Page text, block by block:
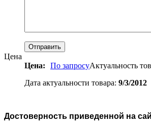
Цена
Цена:
По запросуАктуальность
Дата актуальности товара: 9/3/2012
Достоверность приведенной на